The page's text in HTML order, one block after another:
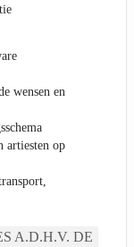
wensen en
artiesten op
A.D.H.V. DE